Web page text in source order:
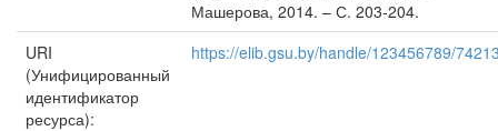
Машерова, 2014. – С. 203-204.
URI
(Унифицированный
идентификатор
ресурса):
https://elib.gsu.by/handle/123456789/